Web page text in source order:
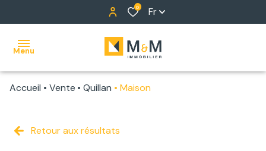
0 Fr
Menu
NOS
Accueil Vente Quillan Maison
Retour aux résultats